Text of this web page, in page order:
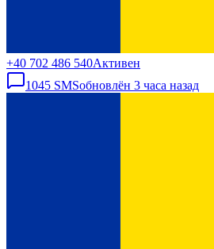
+40 702 486 540Активен
1045 SMSобновлён 3 часа назад